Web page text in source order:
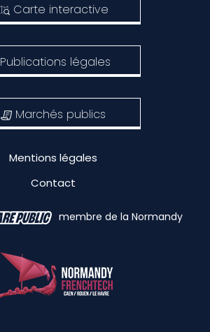
Carte interactive
Publications légales
Marchés publics
Mentions légales
Contact
membre de la Normandy